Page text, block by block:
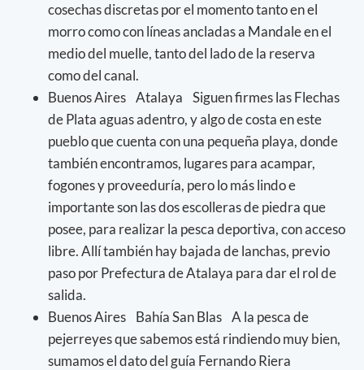
cosechas discretas por el momento tanto en el
morro como con líneas ancladas a Mandale en el
medio del muelle, tanto del lado de la reserva
como del canal.
Buenos Aires Atalaya Siguen firmes las Flechas
de Plata aguas adentro, y algo de costa en este
pueblo que cuenta con una pequeña playa, donde
también encontramos, lugares para acampar,
fogones y proveeduría, pero lo más lindo e
importante son las dos escolleras de piedra que
posee, para realizar la pesca deportiva, con acceso
libre. Allí también hay bajada de lanchas, previo
paso por Prefectura de Atalaya para dar el rol de
salida.
Buenos Aires Bahía San Blas A la pesca de
pejerreyes que sabemos está rindiendo muy bien,
sumamos el dato del guía Fernando Riera